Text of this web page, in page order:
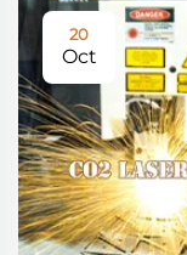
20
Oct